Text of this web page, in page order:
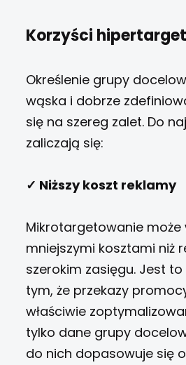
Korzyści
Określenie grupy
wąska i dobrze
się na szereg zalet. Do
zaliczają się:
✓ Niższy koszt reklamy
Mikrotargetowanie może
mniejszymi kosztami niż
szerokim zasięgu. Jest
tym, że przekazy
właściwie
tylko dane grupy
do nich dopasowuje się